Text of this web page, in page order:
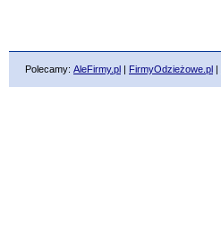
Polecamy: AleFirmy.pl | FirmyOdzieżowe.pl |